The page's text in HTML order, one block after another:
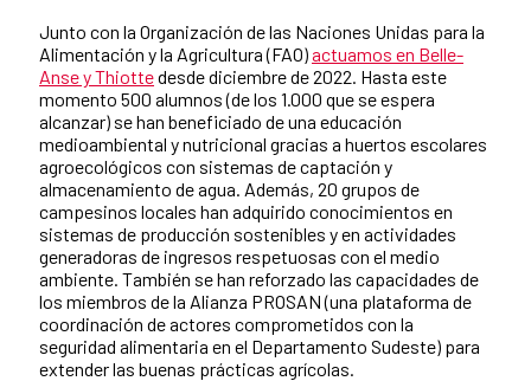
Junto con la Organización de las Naciones Unidas para la
Alimentación y la Agricultura (FAO)actuamos en Belle-
Anse y Thiottedesde diciembre de 2022. Hasta este
momento 500 alumnos (de los 1.000 que se espera
alcanzar) se han beneficiado de una educación
medioambiental y nutricional gracias a huertos escolares
agroecológicos con sistemas de captación y
almacenamiento de agua. Además, 20 grupos de
campesinos locales han adquirido conocimientos en
sistemas de producción sostenibles y en actividades
generadoras de ingresos respetuosas con el medio
ambiente. También se han reforzado las capacidades de
los miembros de la Alianza PROSAN (una plataforma de
coordinación de actores comprometidos con la
seguridad alimentaria en el Departamento Sudeste) para
extender las buenas prácticas agrícolas.